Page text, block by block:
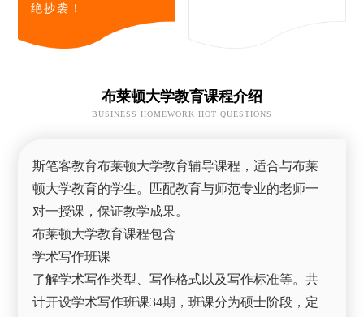
绝抄袭！
布莱顿大学教育课程介绍
BUSINESS HOMEWORK HOT QUESTIONS
斯笔客教育布莱顿大学教育辅导课程，适合与布莱
顿大学教育的学生。匹配教育与师范专业的老师一
对一授课，保证教学成果。
布莱顿大学教育课程包含
学术写作班课
了解学术写作类型、写作格式以及写作标准等。共
计开设学术写作班课34期，班课分为硕士阶段，定